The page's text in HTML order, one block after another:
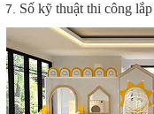
Số kỹ thuật thi công